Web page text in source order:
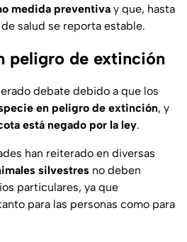
medida preventiva y que, hasta
salud se reporta estable.
peligro de extinción
debate debido a que los
en peligro de extinción, y
está negado por la ley.
han reiterado en diversas
silvestres no deben
particulares, ya que
para las personas como para